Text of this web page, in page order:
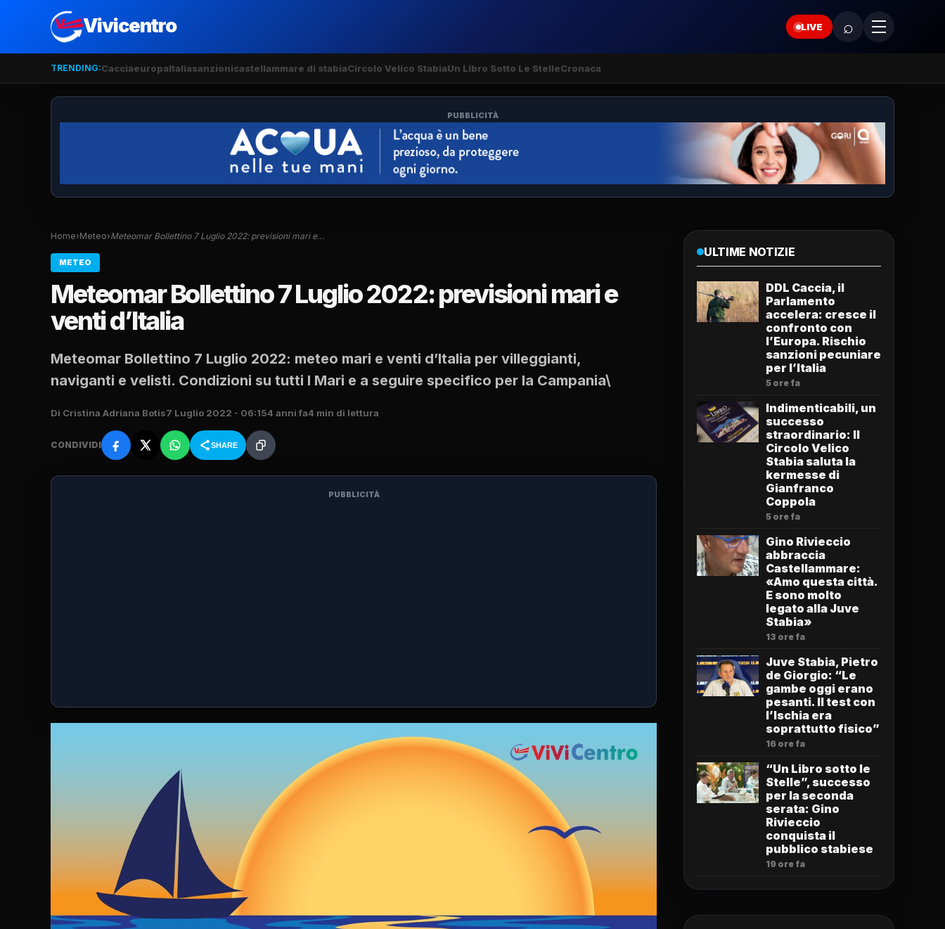
Vivicentro LIVE ⌕
TRENDING:CacciaeuropaItaliasanzionicastellammare di stabiaCircolo Velico StabiaUn Libro Sotto Le StelleCronaca
PUBBLICITÀ
Home›Meteo›Meteomar Bollettino 7 Luglio 2022: previsioni mari e…
METEO
Meteomar Bollettino 7 Luglio 2022: previsioni mari e
venti d’Italia
Meteomar Bollettino 7 Luglio 2022: meteo mari e venti d’Italia per villeggianti,
naviganti e velisti. Condizioni su tutti l Mari e a seguire specifico per la Campania\
Di Cristina Adriana Botis7 Luglio 2022 - 06:154 anni fa4 min di lettura
CONDIVIDI SHARE
PUBBLICITÀ
ULTIME NOTIZIE
DDL Caccia, il
Parlamento
accelera: cresce il
confronto con
l’Europa. Rischio
sanzioni pecuniare
per l’Italia
5 ore fa
Indimenticabili, un
successo
straordinario: Il
Circolo Velico
Stabia saluta la
kermesse di
Gianfranco
Coppola
5 ore fa
Gino Rivieccio
abbraccia
Castellammare:
«Amo questa città.
E sono molto
legato alla Juve
Stabia»
13 ore fa
Juve Stabia, Pietro
de Giorgio: “Le
gambe oggi erano
pesanti. Il test con
l’Ischia era
soprattutto fisico”
16 ore fa
“Un Libro sotto le
Stelle”, successo
per la seconda
serata: Gino
Rivieccio
conquista il
pubblico stabiese
19 ore fa